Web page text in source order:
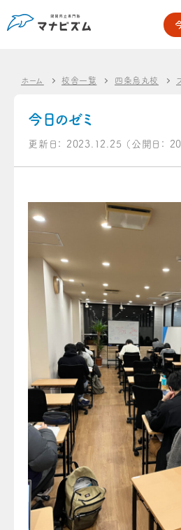
ホーム 校舎一覧 四条烏丸校
今日のゼミ
更新日： 2023.12.25 （公開日：